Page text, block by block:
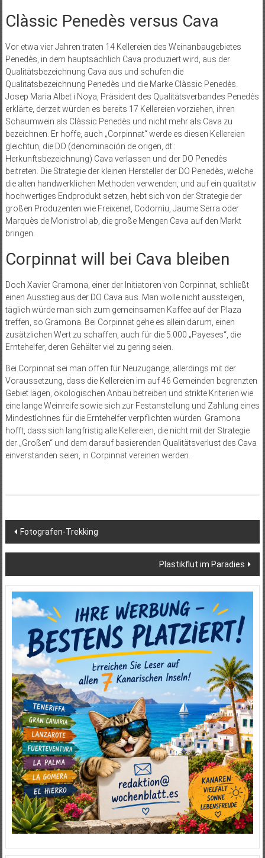
Clàssic Penedès versus Cava
Vor etwa vier Jahren traten 14 Kellereien des Weinanbaugebietes
Penedès, in dem hauptsächlich Cava produziert wird, aus der
Qualitätsbezeichnung Cava aus und schufen die
Qualitätsbezeichnung Penedès und die Marke Clàssic Penedès.
Josep Maria Albet i Noya, Präsident des Qualitätsverbandes Penedès
erklärte, derzeit würden es bereits 17 Kellereien vorziehen, ihren
Schaumwein als Clàssic Penedès und nicht mehr als Cava zu
bezeichnen. Er hoffe, auch „Corpinnat“ werde es diesen Kellereien
gleichtun, die DO (denominación de origen, dt.:
Herkunftsbezeichnung) Cava verlassen und der DO Penedès
beitreten. Die Strategie der kleinen Hersteller der DO Penedès, welche
die alten handwerklichen Methoden verwenden, und auf ein qualitativ
hochwertiges Endprodukt setzen, hebt sich von der Strategie der
großen Produzenten wie Freixenet, Codornìu, Jaume Serra oder
Marquès de Monistrol ab, die große Mengen Cava auf den Markt
bringen.
Corpinnat will bei Cava bleiben
Doch Xavier Gramona, einer der Initiatoren von Corpinnat, schließt
einen Ausstieg aus der DO Cava aus. Man wolle nicht aussteigen,
täglich würde man sich zum gemeinsamen Kaffee auf der Plaza
treffen, so Gramona. Bei Corpinnat gehe es allein darum, einen
zusätzlichen Wert zu schaffen, auch für die 5.000 „Payeses“, die
Erntehelfer, deren Gehälter viel zu gering seien.
Bei Corpinnat sei man offen für Neuzugänge, allerdings mit der
Voraussetzung, dass die Kellereien im auf 46 Gemeinden begrenzten
Gebiet lägen, ökologischen Anbau betreiben und strikte Kriterien wie
eine lange Weinreife sowie sich zur Festanstellung und Zahlung eines
Mindestlohnes für die Erntehelfer verpflichten würden. Gramona
hofft, dass sich langfristig alle Kellereien, die nicht mit der Strategie
der „Großen“ und dem darauf basierenden Qualitätsverlust des Cava
einverstanden seien, in Corpinnat vereinen werden.
Beitragsnavigation
Fotografen-Trekking
Plastikflut im Paradies